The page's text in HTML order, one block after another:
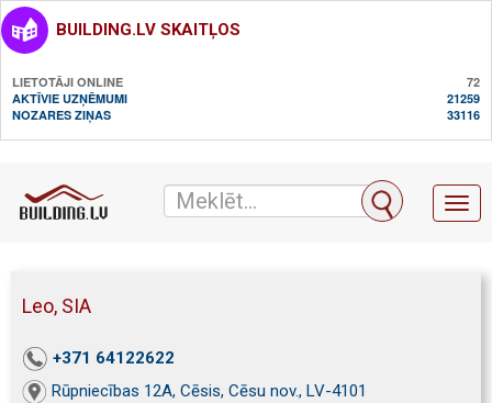
BUILDING.LV SKAITĻOS
LIETOTĀJI ONLINE
72
AKTĪVIE UZŅĒMUMI
21259
NOZARES ZIŅAS
33116
Leo, SIA
+371 64122622
Rūpniecības 12A, Cēsis, Cēsu nov., LV-4101